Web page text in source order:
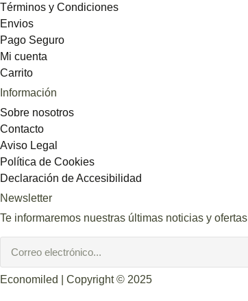
Términos y Condiciones
Envios
Pago Seguro
Mi cuenta
Carrito
Información
Sobre nosotros
Contacto
Aviso Legal
Política de Cookies
Declaración de Accesibilidad
Newsletter
Te informaremos nuestras últimas noticias y ofertas
Economiled | Copyright © 2025